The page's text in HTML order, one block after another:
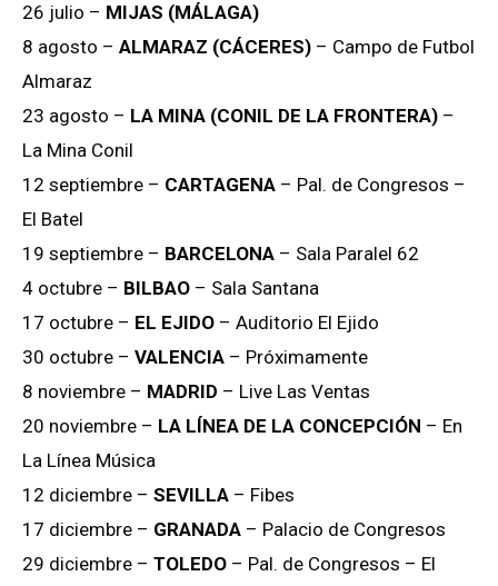
26 julio – MIJAS (MÁLAGA)
8 agosto – ALMARAZ (CÁCERES) – Campo de Futbol
Almaraz
23 agosto – LA MINA (CONIL DE LA FRONTERA) –
La Mina Conil
12 septiembre – CARTAGENA – Pal. de Congresos –
El Batel
19 septiembre – BARCELONA – Sala Paralel 62
4 octubre – BILBAO – Sala Santana
17 octubre – EL EJIDO – Auditorio El Ejido
30 octubre – VALENCIA – Próximamente
8 noviembre – MADRID – Live Las Ventas
20 noviembre – LA LÍNEA DE LA CONCEPCIÓN – En
La Línea Música
12 diciembre – SEVILLA – Fibes
17 diciembre – GRANADA – Palacio de Congresos
29 diciembre – TOLEDO – Pal. de Congresos – El